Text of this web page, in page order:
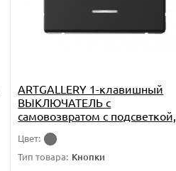
ARTGALLERY 1-клавишный
ВЫКЛЮЧАТЕЛЬ с
самовозвратом с подсветкой,
10А, механизм, БАЗАЛЬТ,
GAL001416
Цвет:
Тип товара: Кнопки